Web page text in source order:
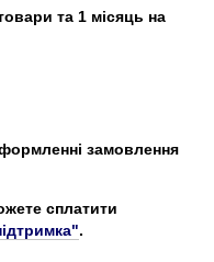
та 1 місяць на
замовлення
сплатити
.